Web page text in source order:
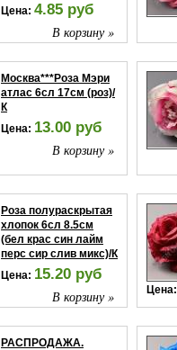
Цена: 4.85 руб
В корзину »
Москва***Роза Мэри
атлас 6сл 17см (роз)/
К
Цена: 13.00 руб
В корзину »
Роза полураскрытая
хлопок 6сл 8.5см
(бел крас син лайм
перс сир слив микс)/К
Цена: 15.20 руб
В корзину »
Цена:
РАСПРОДАЖА.